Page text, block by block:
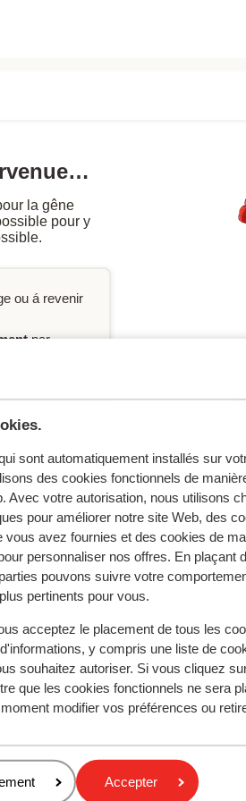
sont automatiquement installés sur
des cookies fonctionnels de
Avec votre autorisation, nous utilisons
pour améliorer notre site Web, des
avez fournies et des cookies de
personnaliser nos offres. En plaçant
pouvons suivre votre
pertinents pour vous.
acceptez le placement de tous les
y compris une liste de
souhaitez autoriser. Si vous cliquez
que les cookies fonctionnels ne sera
modifier vos préférences ou
Accepter
la gêne
pour y
ou á revenir
par
Bungalows los Cardones Boutique
Régions populaires
Mer Rouge
Lanzarote
Golfe d'Hammamet
de confidentialité &
Politique de confidentialité